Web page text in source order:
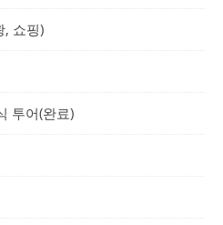
, 쇼핑)
투어(완료)